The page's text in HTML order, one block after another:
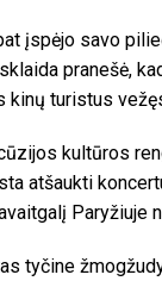
įspėjo savo
pranešė,
turistus
kultūros
atšaukti
Paryžiuje
tyčine